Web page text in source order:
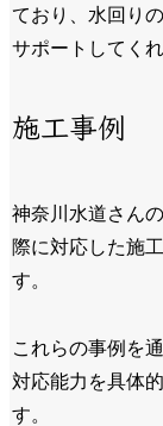
ており、水回り
サポートしてくれ
施工事例
神奈川水道さん
際に対応した施
す。
これらの事例を
対応能力を具体
す。